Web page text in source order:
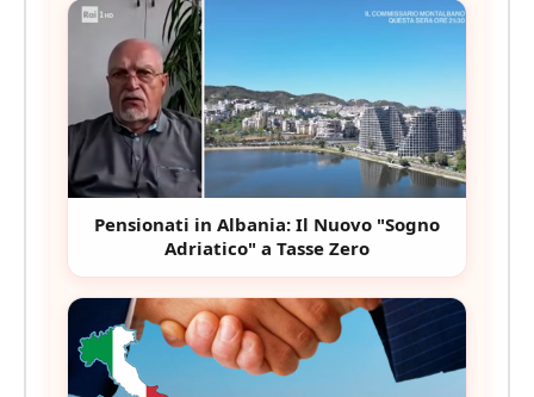
Pensionati in Albania: Il Nuovo "Sogno
Adriatico" a Tasse Zero